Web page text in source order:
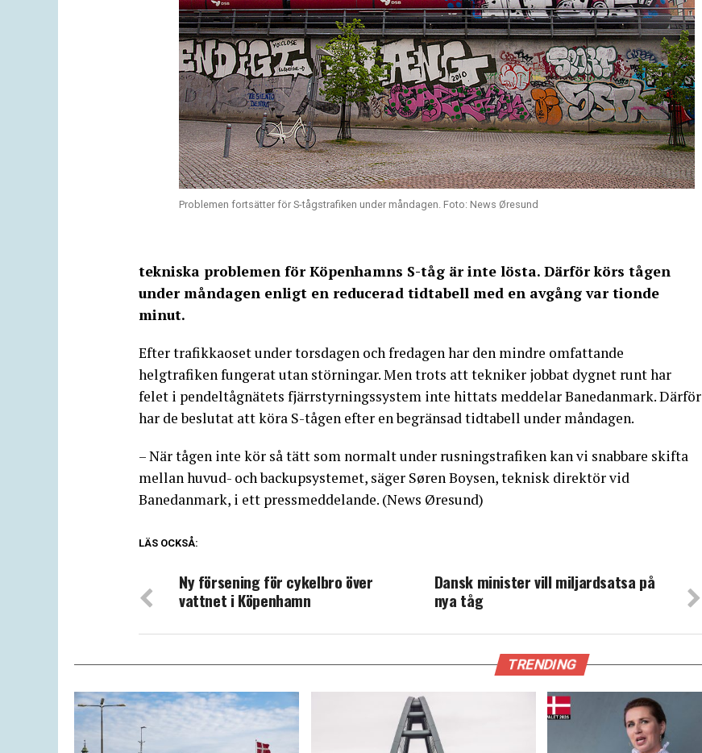
Problemen fortsätter för S-tågstrafiken under måndagen. Foto: News Øresund
tekniska problemen för Köpenhamns S-tåg är inte lösta. Därför körs tågen
under måndagen enligt en reducerad tidtabell med en avgång var tionde
minut.
Efter trafikkaoset under torsdagen och fredagen har den mindre omfattande
helgtrafiken fungerat utan störningar. Men trots att tekniker jobbat dygnet runt har
felet i pendeltågnätets fjärrstyrningssystem inte hittats meddelar Banedanmark. Därför
har de beslutat att köra S-tågen efter en begränsad tidtabell under måndagen.
– När tågen inte kör så tätt som normalt under rusningstrafiken kan vi snabbare skifta
mellan huvud- och backupsystemet, säger Søren Boysen, teknisk direktör vid
Banedanmark, i ett pressmeddelande. (News Øresund)
LÄS OCKSÅ:
Dansk minister vill miljardsatsa på
nya tåg
Ny försening för cykelbro över
vattnet i Köpenhamn
TRENDING